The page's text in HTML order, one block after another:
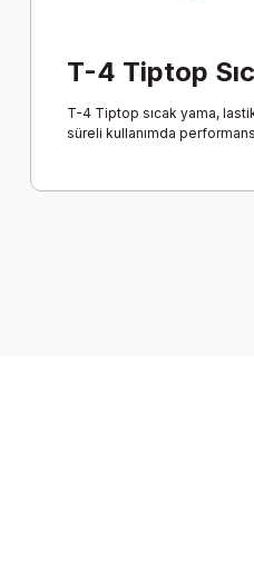
T-4 Tiptop
T-4 Tiptop sıcak yama,
süreli kullanımda